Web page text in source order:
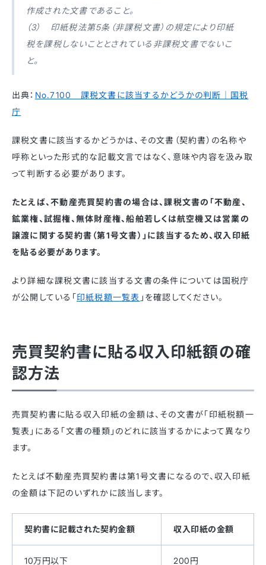
作成された文書であること。
（3） 印紙税法第5条（非課税文書）の規定により印紙
税を課税しないこととされている非課税文書でないこ
と。
出典： No.7100 課税文書に該当するかどうかの判断｜国税
庁
課税文書に該当するかどうかは、その文書（契約書）の名称や
呼称といった形式的な記載文言ではなく、意味や内容を汲み取
って判断する必要があります。
たとえば、不動産売買契約書の場合は、課税文書の「不動産、
鉱業権、試掘権、無体財産権、船舶若しくは航空機又は営業の
譲渡に関する契約書（第1号文書）」に該当するため、収入印紙
を貼る必要があります。
より詳細な課税文書に該当する文書の条件については国税庁
が公開している「印紙税額一覧表 」を確認してください。
売買契約書に貼る収入印紙額の確
認方法
売買契約書に貼る収入印紙の金額は、その文書が「印紙税額一
覧表」にある「文書の種類」のどれに該当するかによって異なり
ます。
たとえば不動産売買契約書は第1号文書になるので、収入印紙
の金額は下記のいずれかに該当します。
契約書に記載された契約金額 収入印紙の金額
10万円以下 200円